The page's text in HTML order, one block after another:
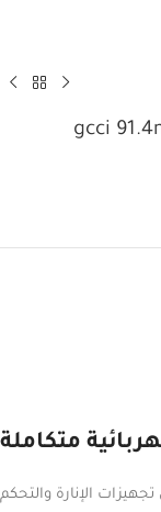
متكاملة
الإنارة والتحكم